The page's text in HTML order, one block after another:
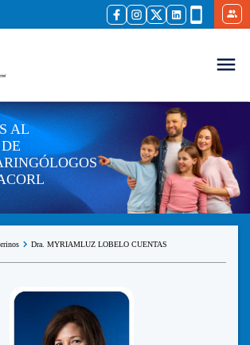
AL
Dra. MYRIAMLUZ LOBELO CUENTAS